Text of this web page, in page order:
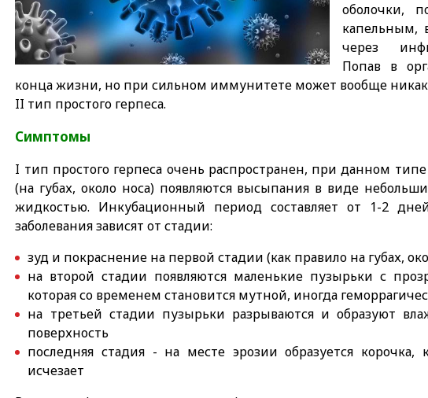
оболочки,
капельным,
через
Попав в
конца жизни, но при сильном иммунитете может вообще
II тип простого герпеса.
Симптомы
I тип простого герпеса очень распространен, при данном
(на губах, около носа) появляются высыпания в виде
жидкостью. Инкубационный период составляет от 1-2
заболевания зависят от стадии:
зуд и покраснение на первой стадии (как правило на губах,
на второй стадии появляются маленькие пузырьки с
которая со временем становится мутной, иногда
на третьей стадии пузырьки разрываются и образуют
поверхность
последняя стадия - на месте эрозии образуется корочка,
исчезает